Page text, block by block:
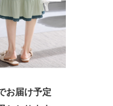
お届け予定